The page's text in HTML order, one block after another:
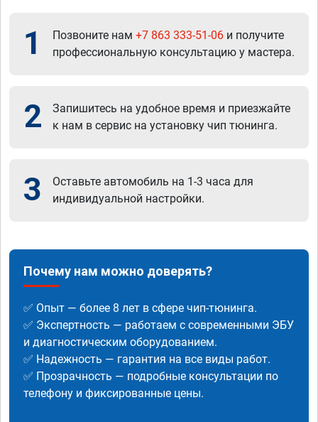
1 Позвоните нам +7 863 333-51-06 и получите
профессиональную консультацию у мастера.
2
Запишитесь на удобное время и приезжайте
к нам в сервис на установку чип тюнинга.
3
Оставьте автомобиль на 1-3 часа для
индивидуальной настройки.
Почему нам можно доверять?
✅ Опыт — более 8 лет в сфере чип-тюнинга.
✅ Экспертность — работаем с современными ЭБУ
и диагностическим оборудованием.
✅ Надежность — гарантия на все виды работ.
✅ Прозрачность — подробные консультации по
телефону и фиксированные цены.